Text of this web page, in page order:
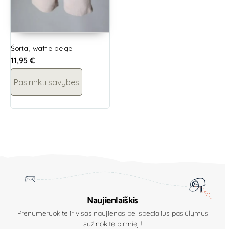
Šortai, waffle beige
11,95 €
Pasirinkti savybes
Naujienlaiškis
Prenumeruokite ir visas naujienas bei specialius pasiūlymus
sužinokite pirmieji!